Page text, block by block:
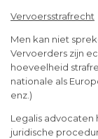
Vervoersstrafrecht
Men kan niet
Vervoerders zijn
hoeveelheid
nationale als
enz.)
Legalis advocaten
juridische